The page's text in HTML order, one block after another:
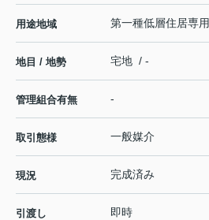
用途地域 第一種低層住居専用
地目 / 地勢 宅地 / -
管理組合有無 -
取引態様 一般媒介
現況 完成済み
引渡し 即時